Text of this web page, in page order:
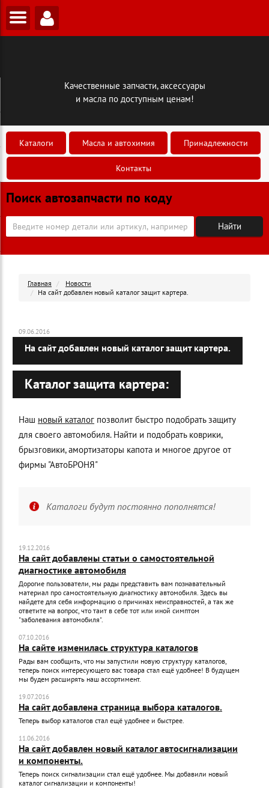
Качественные запчасти, аксессуары
и масла по доступным ценам!
Каталоги Масла и автохимия Принадлежности
Контакты
Поиск автозапчасти по коду
Главная
Новости
На сайт добавлен новый каталог защит картера.
09.06.2016
На сайт добавлен новый каталог защит картера.
Каталог защита картера:
Наш новый каталог позволит быстро подобрать защиту
для своего автомобиля. Найти и подобрать коврики,
брызговики, амортизаторы капота и многое другое от
фирмы "АвтоБРОНЯ"
Каталоги будут постоянно пополнятся!
19.12.2016
На сайт добавлены статьи о самостоятельной
диагностике автомобиля
Дорогие пользователи, мы рады представить вам познавательный
материал про самостоятельную диагностику автомобиля. Здесь вы
найдете для себя информацию о причинах неисправностей, а так же
ответите на вопрос, что таит в себе тот или иной симптом
"заболевания автомобиля".
07.10.2016
На сайте изменилась структура каталогов
Рады вам сообщить, что мы запустили новую структуру каталогов,
теперь поиск интересующего вас товара стал ещё удобнее! В будущем
мы будем расширять наш ассортимент.
19.07.2016
На сайт добавлена страница выбора каталогов.
Теперь выбор каталогов стал ещё удобнее и быстрее.
11.06.2016
На сайт добавлен новый каталог автосигнализации
и компоненты.
Теперь поиск сигнализации стал ещё удобнее. Мы добавили новый
каталог сигнализации и компоненты!